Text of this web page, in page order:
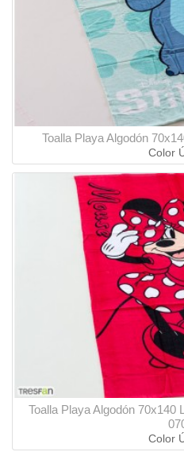
Toalla Playa Algodón
Color
Toalla Playa Algodón 70x140
Color